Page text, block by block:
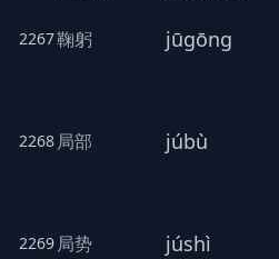
2267鞠躬 jūgōng
2268 局部 júbù
2269 局势 júshì